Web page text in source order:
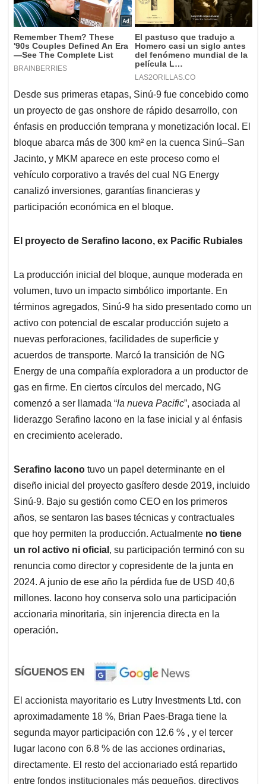
Desde sus primeras etapas, Sinú-9 fue concebido como
un proyecto de gas onshore de rápido desarrollo, con
énfasis en producción temprana y monetización local. El
bloque abarca más de 300 km² en la cuenca Sinú–San
Jacinto, y MKM aparece en este proceso como el
vehículo corporativo a través del cual NG Energy
canalizó inversiones, garantías financieras y
participación económica en el bloque.
El proyecto de Serafino Iacono, ex Pacific Rubiales
La producción inicial del bloque, aunque moderada en
volumen, tuvo un impacto simbólico importante. En
términos agregados, Sinú-9 ha sido presentado como un
activo con potencial de escalar producción sujeto a
nuevas perforaciones, facilidades de superficie y
acuerdos de transporte. Marcó la transición de NG
Energy de una compañía exploradora a un productor de
gas en firme. En ciertos círculos del mercado, NG
comenzó a ser llamada “la nueva Pacific”, asociada al
liderazgo Serafino Iacono en la fase inicial y al énfasis
en crecimiento acelerado.
Serafino Iacono tuvo un papel determinante en el
diseño inicial del proyecto gasífero desde 2019, incluido
Sinú-9. Bajo su gestión como CEO en los primeros
años, se sentaron las bases técnicas y contractuales
que hoy permiten la producción. Actualmente no tiene
un rol activo ni oficial , su participación terminó con su
renuncia como director y copresidente de la junta en
2024. A junio de ese año la pérdida fue de USD 40,6
millones. Iacono hoy conserva solo una participación
accionaria minoritaria, sin injerencia directa en la
operación.
El accionista mayoritario es Lutry Investments Ltd. con
aproximadamente 18 %, Brian Paes-Braga tiene la
segunda mayor participación con 12.6 % , y el tercer
lugar Iacono con 6.8 % de las acciones ordinarias,
directamente. El resto del accionariado está repartido
entre fondos institucionales más pequeños, directivos